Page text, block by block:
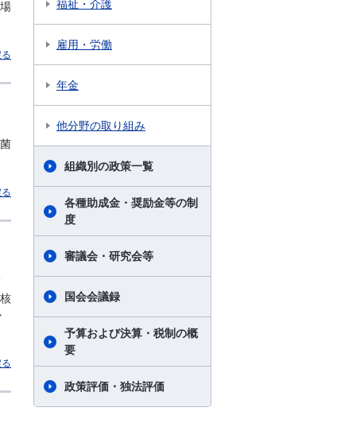
福祉・介護
雇用・労働
年金
他分野の取り組み
組織別の政策一覧
各種助成金・奨励金等の制
度
審議会・研究会等
国会会議録
予算および決算・税制の概
要
政策評価・独法評価